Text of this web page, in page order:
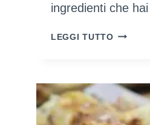
ingredienti che
LEGGI TUTTOCOME
SODE